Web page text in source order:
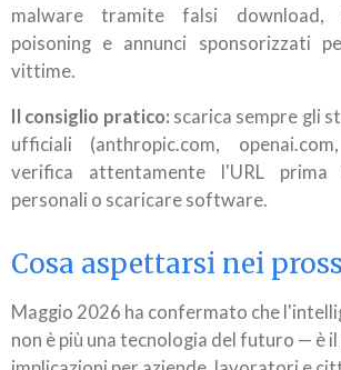
malware tramite falsi download,
poisoning e annunci sponsorizzati
vittime.
Il consiglio pratico: scarica sempre gli
ufficiali (anthropic.com,
verifica attentamente l'URL
personali o scaricare software.
Cosa aspettarsi nei
Maggio 2026 ha confermato che
non è più una tecnologia del futuro — è